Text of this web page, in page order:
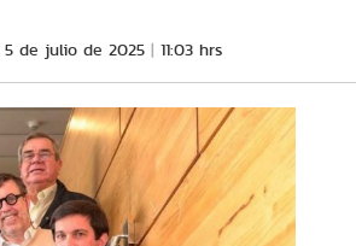
5 de julio de 2025 11:03 hrs